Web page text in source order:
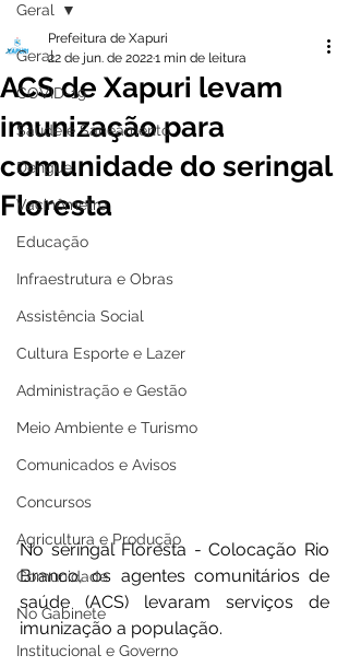
Geral
COVID-19
Saúde e Saneamento
Dengue
Vacinômetro
Educação
Infraestrutura e Obras
Assistência Social
Cultura Esporte e Lazer
Administração e Gestão
Meio Ambiente e Turismo
Comunicados e Avisos
Concursos
Agricultura e Produção
Comunidade
No Gabinete
Institucional e Governo
Geral
ACS de Xapuri levam
imunização para
comunidade do seringal
Floresta
Prefeitura de Xapuri
22 de jun. de 20221 min de leitura
No seringal Floresta - Colocação Rio
Branco, os agentes comunitários de
saúde (ACS) levaram serviços de
imunização a população.